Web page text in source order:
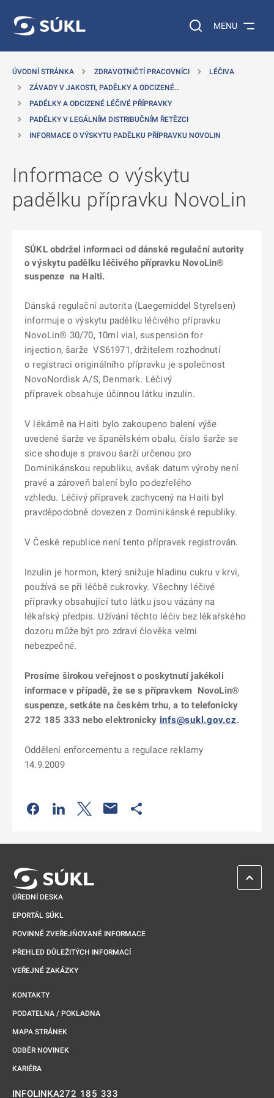
Vyhledávání na
MENU
ÚVODNÍ STRÁNKA ZDRAVOTNIČTÍ PRACOVNÍCI
LÉČIVA
ZÁVADY V JAKOSTI, PADĚLKY A ODCIZENÉ…
PADĚLKY A ODCIZENÉ LÉČIVÉ PŘÍPRAVKY
PADĚLKY V LEGÁLNÍM DISTRIBUČNÍM ŘETĚZCI
INFORMACE O VÝSKYTU PADĚLKU PŘÍPRAVKU NOVOLIN
Informace o výskytu
padělku přípravku NovoLin
SÚKL obdržel informaci od dánské regulační autority
o výskytu padělku léčivého přípravku NovoLin®
suspenze na Haiti.
Dánská regulační autorita (Laegemiddel Styrelsen)
informuje o výskytu padělku léčivého přípravku
NovoLin® 30/70, 10ml vial, suspension for
injection, šarže VS61971, držitelem rozhodnutí
o registraci originálního přípravku je společnost
NovoNordisk A/S, Denmark. Léčivý
přípravek obsahuje účinnou látku inzulin.
V lékárně na Haiti bylo zakoupeno balení výše
uvedené šarže ve španělském obalu, číslo šarže se
sice shoduje s pravou šarží určenou pro
Dominikánskou republiku, avšak datum výroby není
pravé a zároveň balení bylo podezřelého
vzhledu. Léčivý přípravek zachycený na Haiti byl
pravděpodobně dovezen z Dominikánské republiky.
V České republice není tento přípravek registrován.
Inzulin je hormon, který snižuje hladinu cukru v krvi,
používá se při léčbě cukrovky. Všechny léčivé
přípravky obsahující tuto látku jsou vázány na
lékařský předpis. Užívání těchto léčiv bez lékařského
dozoru může být pro zdraví člověka velmi
nebezpečné.
Prosíme širokou veřejnost o poskytnutí jakékoli
informace v případě, že se s přípravkem NovoLin®
suspenze, setkáte na českém trhu, a to telefonicky
272 185 333 nebo elektronicky infs@sukl.gov.cz.
Oddělení enforcementu a regulace reklamy
14.9.2009
Odkaz se otevře na nové kartě
Odkaz se otevře na nové kartě
Odkaz se otevře na nové kartě
ÚŘEDNÍ DESKA
EPORTÁL SÚKL
POVINNĚ ZVEŘEJŇOVANÉ INFORMACE
PŘEHLED DŮLEŽITÝCH INFORMACÍ
VEŘEJNÉ ZAKÁZKY
KONTAKTY
PODATELNA / POKLADNA
MAPA STRÁNEK
ODBĚR NOVINEK
KARIÉRA
INFOLINKA272 185 333
ZPĚT